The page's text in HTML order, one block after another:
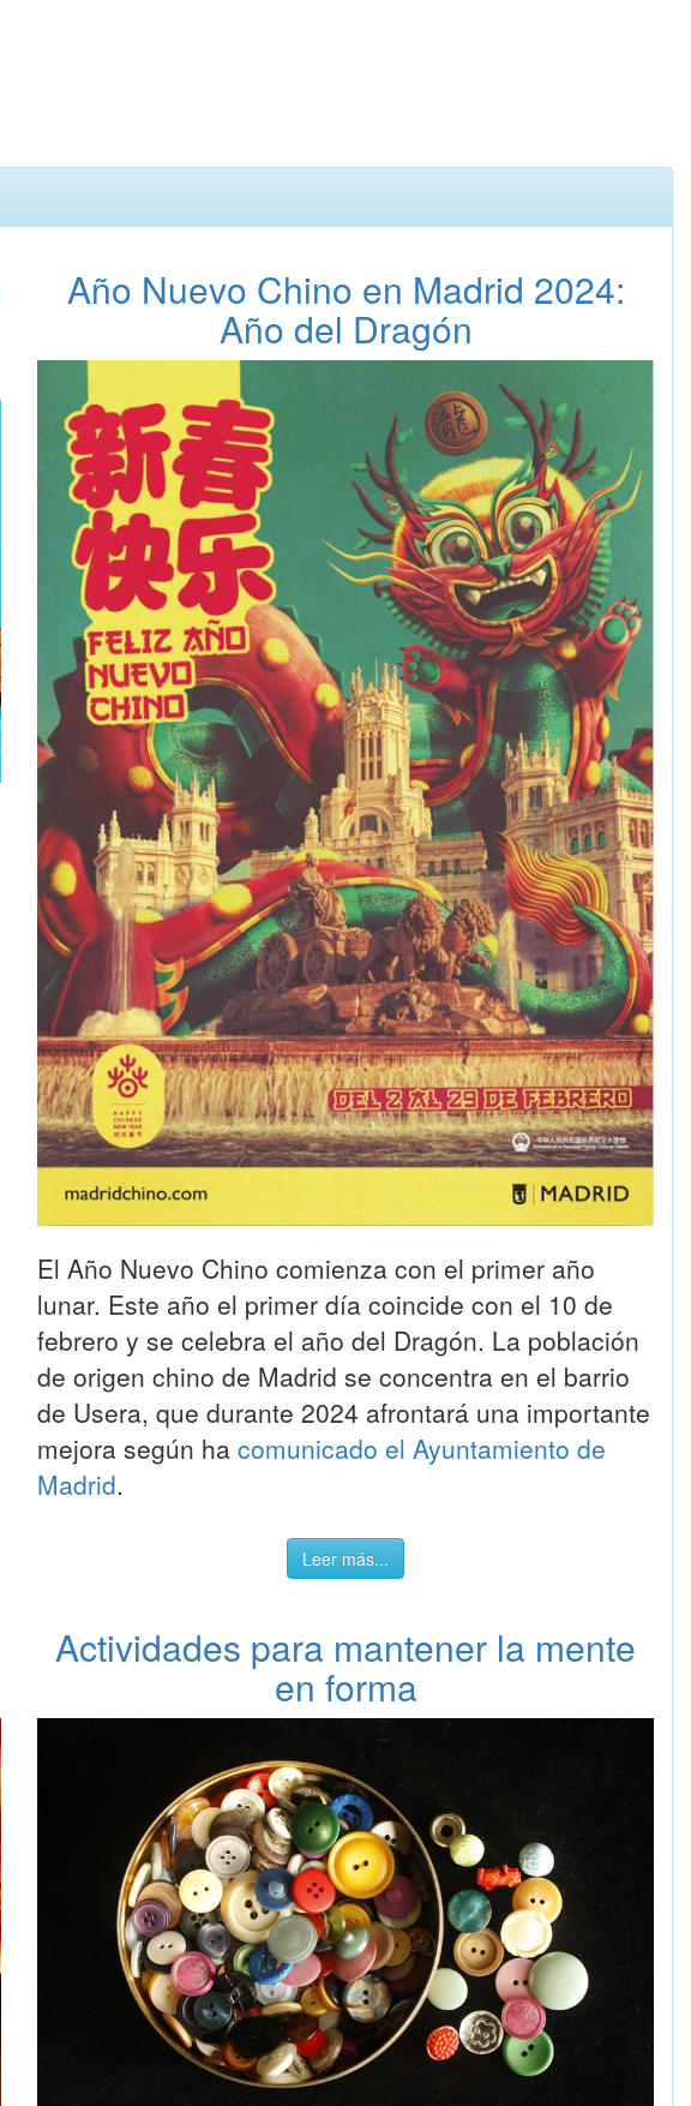
Año Nuevo Chino en Madrid 2024:
Año del Dragón
El Año Nuevo Chino comienza con el primer año
lunar. Este año el primer día coincide con el 10 de
febrero y se celebra el año del Dragón. La población
de origen chino de Madrid se concentra en el barrio
de Usera, que durante 2024 afrontará una importante
mejora según ha comunicado el Ayuntamiento de
Madrid.
Leer más...
Actividades para mantener la mente
en forma